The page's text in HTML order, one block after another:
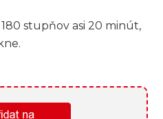
stupňov asi 20 minút,